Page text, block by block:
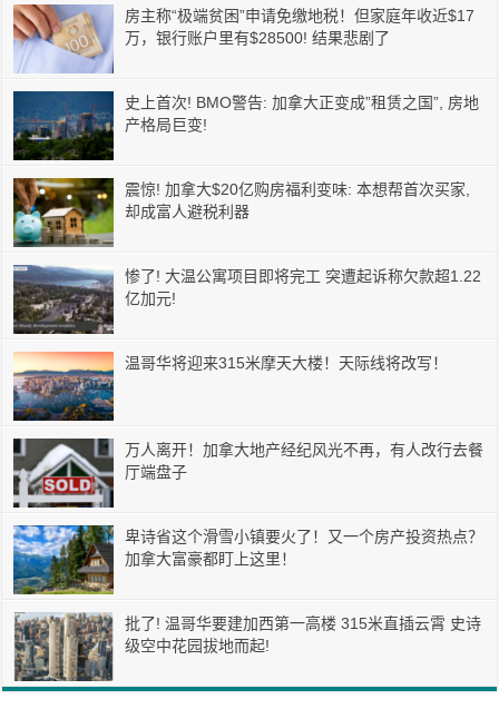
房主称“极端贫困”申请免缴地税！但家庭年收近$17
万，银行账户里有$28500! 结果悲剧了
史上首次! BMO警告: 加拿大正变成”租赁之国”, 房地
产格局巨变!
震惊! 加拿大$20亿购房福利变味: 本想帮首次买家,
却成富人避税利器
惨了! 大温公寓项目即将完工 突遭起诉称欠款超1.22
亿加元!
温哥华将迎来315米摩天大楼！天际线将改写！
万人离开！加拿大地产经纪风光不再，有人改行去餐
厅端盘子
卑诗省这个滑雪小镇要火了！又一个房产投资热点？
加拿大富豪都盯上这里！
批了! 温哥华要建加西第一高楼 315米直插云霄 史诗
级空中花园拔地而起!